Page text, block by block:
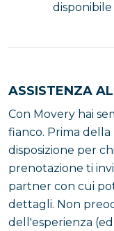
disponibile
ASSISTENZA
Con Movery hai
fianco. Prima
disposizione per
prenotazione ti
partner con cui
dettagli. Non
dell'esperienza